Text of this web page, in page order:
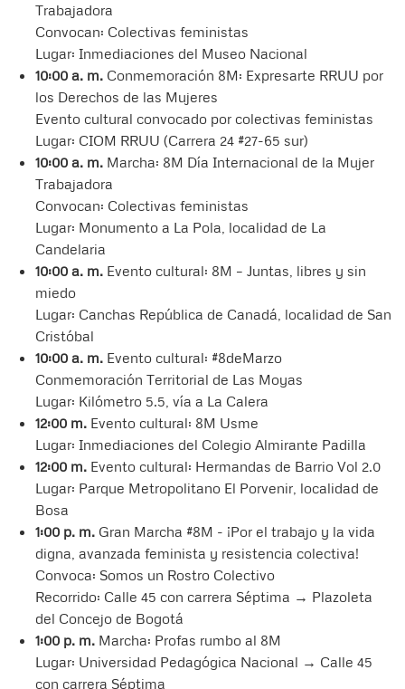
Trabajadora
Convocan: Colectivas feministas
Lugar: Inmediaciones del Museo Nacional
10:00 a. m. Conmemoración 8M: Expresarte RRUU por
los Derechos de las Mujeres
Evento cultural convocado por colectivas feministas
Lugar: CIOM RRUU (Carrera 24 #27-65 sur)
10:00 a. m. Marcha: 8M Día Internacional de la Mujer
Trabajadora
Convocan: Colectivas feministas
Lugar: Monumento a La Pola, localidad de La
Candelaria
10:00 a. m. Evento cultural: 8M – Juntas, libres y sin
miedo
Lugar: Canchas República de Canadá, localidad de San
Cristóbal
10:00 a. m. Evento cultural: #8deMarzo
Conmemoración Territorial de Las Moyas
Lugar: Kilómetro 5.5, vía a La Calera
12:00 m. Evento cultural: 8M Usme
Lugar: Inmediaciones del Colegio Almirante Padilla
12:00 m. Evento cultural: Hermandas de Barrio Vol 2.0
Lugar: Parque Metropolitano El Porvenir, localidad de
Bosa
1:00 p. m. Gran Marcha #8M - ¡Por el trabajo y la vida
digna, avanzada feminista y resistencia colectiva!
Convoca: Somos un Rostro Colectivo
Recorrido: Calle 45 con carrera Séptima → Plazoleta
del Concejo de Bogotá
1:00 p. m. Marcha: Profas rumbo al 8M
Lugar: Universidad Pedagógica Nacional → Calle 45
con carrera Séptima